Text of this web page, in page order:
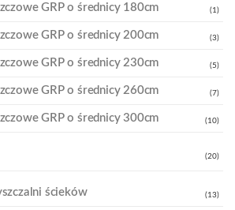
GRP o średnicy 180cm (1)
GRP o średnicy 200cm (3)
GRP o średnicy 230cm (5)
GRP o średnicy 260cm (7)
GRP o średnicy 300cm (10)
(20)
ścieków (13)